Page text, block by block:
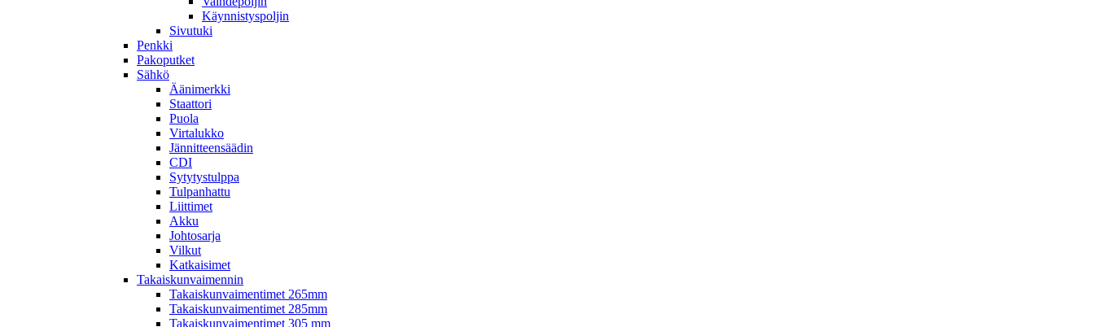
Käynnistyspoljin
Sivutuki
Penkki
Pakoputket
Sähkö
Äänimerkki
Staattori
Puola
Virtalukko
Jännitteensäädin
CDI
Sytytystulppa
Tulpanhattu
Liittimet
Akku
Johtosarja
Vilkut
Katkaisimet
Takaiskunvaimennin
Takaiskunvaimentimet 265mm
Takaiskunvaimentimet 285mm
Takaiskunvaimentimet 305 mm